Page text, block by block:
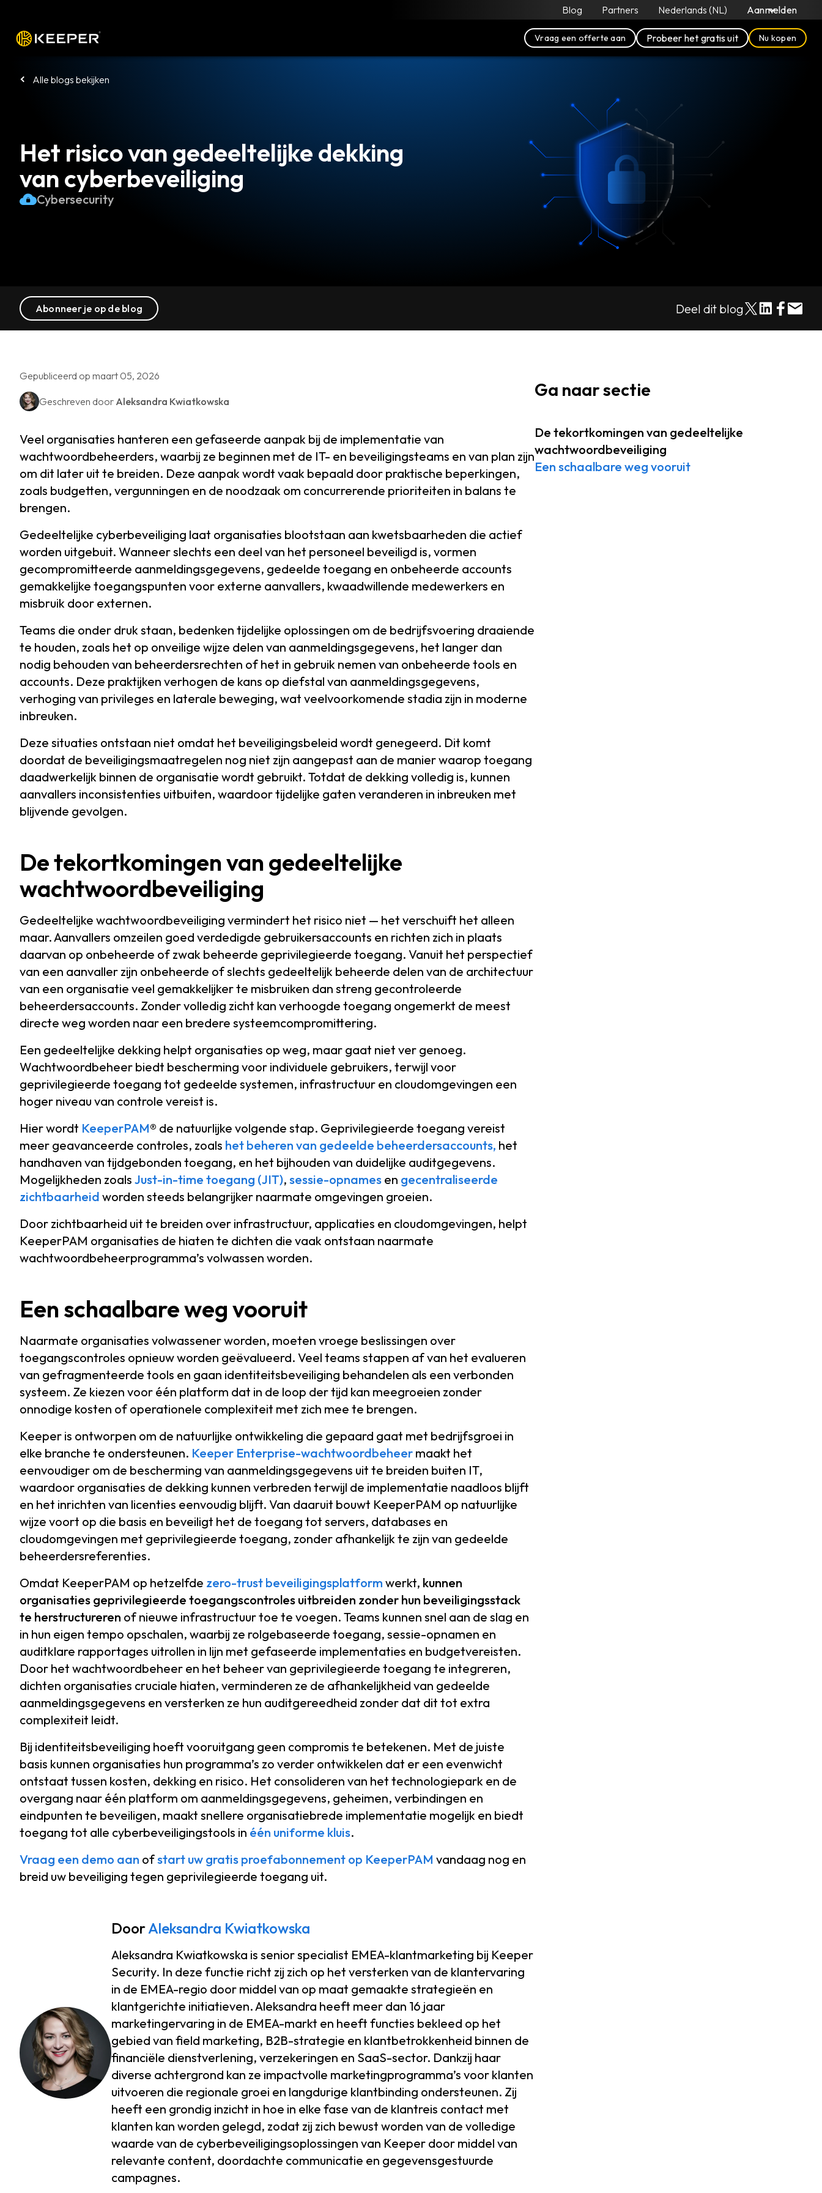
Blog Partners Nederlands (NL) Aanmelden
Vraag een offerte aan Probeer het gratis uit Nu kopen
Alle blogs bekijken
Het risico van gedeeltelijke dekking
van cyberbeveiliging
Cybersecurity
Abonneer je op de blog Deel dit blog
Gepubliceerd op maart 05, 2026
Geschreven door Aleksandra Kwiatkowska
Veel organisaties hanteren een gefaseerde aanpak bij de implementatie van
wachtwoordbeheerders, waarbij ze beginnen met de IT- en beveiligingsteams en van plan zijn
om dit later uit te breiden. Deze aanpak wordt vaak bepaald door praktische beperkingen,
zoals budgetten, vergunningen en de noodzaak om concurrerende prioriteiten in balans te
brengen.
Gedeeltelijke cyberbeveiliging laat organisaties blootstaan aan kwetsbaarheden die actief
worden uitgebuit. Wanneer slechts een deel van het personeel beveiligd is, vormen
gecompromitteerde aanmeldingsgegevens, gedeelde toegang en onbeheerde accounts
gemakkelijke toegangspunten voor externe aanvallers, kwaadwillende medewerkers en
misbruik door externen.
Teams die onder druk staan, bedenken tijdelijke oplossingen om de bedrijfsvoering draaiende
te houden, zoals het op onveilige wijze delen van aanmeldingsgegevens, het langer dan
nodig behouden van beheerdersrechten of het in gebruik nemen van onbeheerde tools en
accounts. Deze praktijken verhogen de kans op diefstal van aanmeldingsgegevens,
verhoging van privileges en laterale beweging, wat veelvoorkomende stadia zijn in moderne
inbreuken.
Deze situaties ontstaan niet omdat het beveiligingsbeleid wordt genegeerd. Dit komt
doordat de beveiligingsmaatregelen nog niet zijn aangepast aan de manier waarop toegang
daadwerkelijk binnen de organisatie wordt gebruikt. Totdat de dekking volledig is, kunnen
aanvallers inconsistenties uitbuiten, waardoor tijdelijke gaten veranderen in inbreuken met
blijvende gevolgen.
De tekortkomingen van gedeeltelijke
wachtwoordbeveiliging
Gedeeltelijke wachtwoordbeveiliging vermindert het risico niet — het verschuift het alleen
maar. Aanvallers omzeilen goed verdedigde gebruikersaccounts en richten zich in plaats
daarvan op onbeheerde of zwak beheerde geprivilegieerde toegang. Vanuit het perspectief
van een aanvaller zijn onbeheerde of slechts gedeeltelijk beheerde delen van de architectuur
van een organisatie veel gemakkelijker te misbruiken dan streng gecontroleerde
beheerdersaccounts. Zonder volledig zicht kan verhoogde toegang ongemerkt de meest
directe weg worden naar een bredere systeemcompromittering.
Een gedeeltelijke dekking helpt organisaties op weg, maar gaat niet ver genoeg.
Wachtwoordbeheer biedt bescherming voor individuele gebruikers, terwijl voor
geprivilegieerde toegang tot gedeelde systemen, infrastructuur en cloudomgevingen een
hoger niveau van controle vereist is.
Hier wordt KeeperPAM® de natuurlijke volgende stap. Geprivilegieerde toegang vereist
meer geavanceerde controles, zoals het beheren van gedeelde beheerdersaccounts, het
handhaven van tijdgebonden toegang, en het bijhouden van duidelijke auditgegevens.
Mogelijkheden zoals Just-in-time toegang (JIT), sessie-opnames en gecentraliseerde
zichtbaarheid worden steeds belangrijker naarmate omgevingen groeien.
Door zichtbaarheid uit te breiden over infrastructuur, applicaties en cloudomgevingen, helpt
KeeperPAM organisaties de hiaten te dichten die vaak ontstaan naarmate
wachtwoordbeheerprogramma’s volwassen worden.
Een schaalbare weg vooruit
Naarmate organisaties volwassener worden, moeten vroege beslissingen over
toegangscontroles opnieuw worden geëvalueerd. Veel teams stappen af van het evalueren
van gefragmenteerde tools en gaan identiteitsbeveiliging behandelen als een verbonden
systeem. Ze kiezen voor één platform dat in de loop der tijd kan meegroeien zonder
onnodige kosten of operationele complexiteit met zich mee te brengen.
Keeper is ontworpen om de natuurlijke ontwikkeling die gepaard gaat met bedrijfsgroei in
elke branche te ondersteunen. Keeper Enterprise-wachtwoordbeheer maakt het
eenvoudiger om de bescherming van aanmeldingsgegevens uit te breiden buiten IT,
waardoor organisaties de dekking kunnen verbreden terwijl de implementatie naadloos blijft
en het inrichten van licenties eenvoudig blijft. Van daaruit bouwt KeeperPAM op natuurlijke
wijze voort op die basis en beveiligt het de toegang tot servers, databases en
cloudomgevingen met geprivilegieerde toegang, zonder afhankelijk te zijn van gedeelde
beheerdersreferenties.
Omdat KeeperPAM op hetzelfde zero-trust beveiligingsplatform werkt, kunnen
organisaties geprivilegieerde toegangscontroles uitbreiden zonder hun beveiligingsstack
te herstructureren of nieuwe infrastructuur toe te voegen. Teams kunnen snel aan de slag en
in hun eigen tempo opschalen, waarbij ze rolgebaseerde toegang, sessie-opnamen en
auditklare rapportages uitrollen in lijn met gefaseerde implementaties en budgetvereisten.
Door het wachtwoordbeheer en het beheer van geprivilegieerde toegang te integreren,
dichten organisaties cruciale hiaten, verminderen ze de afhankelijkheid van gedeelde
aanmeldingsgegevens en versterken ze hun auditgereedheid zonder dat dit tot extra
complexiteit leidt.
Bij identiteitsbeveiliging hoeft vooruitgang geen compromis te betekenen. Met de juiste
basis kunnen organisaties hun programma’s zo verder ontwikkelen dat er een evenwicht
ontstaat tussen kosten, dekking en risico. Het consolideren van het technologiepark en de
overgang naar één platform om aanmeldingsgegevens, geheimen, verbindingen en
eindpunten te beveiligen, maakt snellere organisatiebrede implementatie mogelijk en biedt
toegang tot alle cyberbeveiligingstools in één uniforme kluis.
Vraag een demo aan ofstart uw gratis proefabonnement op KeeperPAM vandaag nog en
breid uw beveiliging tegen geprivilegieerde toegang uit.
DoorAleksandra Kwiatkowska
Aleksandra Kwiatkowska is senior specialist EMEA-klantmarketing bij Keeper
Security. In deze functie richt zij zich op het versterken van de klantervaring
in de EMEA-regio door middel van op maat gemaakte strategieën en
klantgerichte initiatieven. Aleksandra heeft meer dan 16 jaar
marketingervaring in de EMEA-markt en heeft functies bekleed op het
gebied van field marketing, B2B-strategie en klantbetrokkenheid binnen de
financiële dienstverlening, verzekeringen en SaaS-sector. Dankzij haar
diverse achtergrond kan ze impactvolle marketingprogramma’s voor klanten
uitvoeren die regionale groei en langdurige klantbinding ondersteunen. Zij
heeft een grondig inzicht in hoe in elke fase van de klantreis contact met
klanten kan worden gelegd, zodat zij zich bewust worden van de volledige
waarde van de cyberbeveiligingsoplossingen van Keeper door middel van
relevante content, doordachte communicatie en gegevensgestuurde
campagnes.
Ga naar sectie
De tekortkomingen van gedeeltelijke
wachtwoordbeveiliging
Een schaalbare weg vooruit